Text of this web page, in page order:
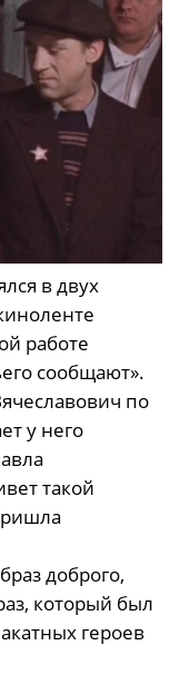
в двух
работе
сообщают».
по
у него
такой
доброго,
который был
героев